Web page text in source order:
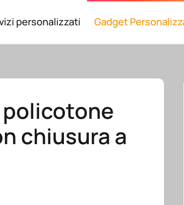
personalizzati Gadget
chiusura a